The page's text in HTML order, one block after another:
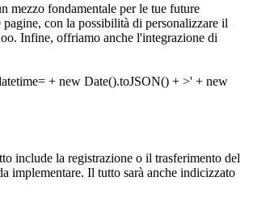
mezzo fondamentale per le tue future
pagine, con la possibilità di personalizzare il
Infine, offriamo anche l'integrazione di
include la registrazione o il trasferimento del
implementare. Il tutto sarà anche indicizzato